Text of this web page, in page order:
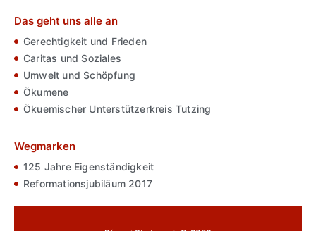
Das geht uns alle an
Gerechtigkeit und Frieden
Caritas und Soziales
Umwelt und Schöpfung
Ökumene
Ökuemischer Unterstützerkreis Tutzing
Wegmarken
125 Jahre Eigenständigkeit
Reformationsjubiläum 2017